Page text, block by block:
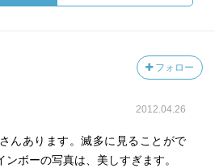
フォロー
2012.04.26
んあります。滅多に見ることがで
ボーの写真は、美しすぎます。